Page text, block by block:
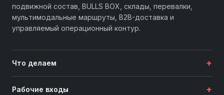
подвижной состав, BULLS BOX, склады, перевалки,
мультимодальные маршруты, B2B-доставка и
управляемый операционный контур.
Что делаем +
Рабочие входы +